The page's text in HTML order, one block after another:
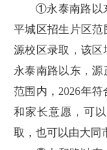
①永泰南路以
平城区招生片区范
源校区录取，该区
永泰南路以东，
范围内，2026年
和家长意愿，可
取，也可以由大同